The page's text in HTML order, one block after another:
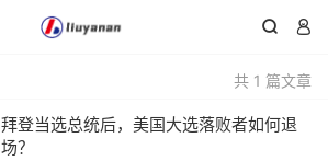
 
共 1 篇文章
拜登当选总统后，美国大选落败者如何退
场？